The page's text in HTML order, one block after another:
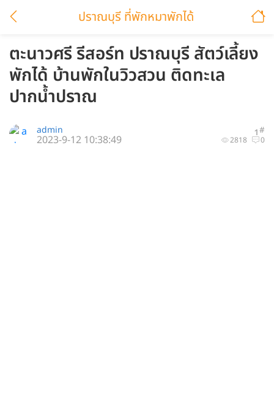
ปราณบุรี ที่พักหมาพักได้
ตะนาวศรี รีสอร์ท ปราณบุรี สัตว์เลี้ยง
พักได้ บ้านพักในวิวสวน ติดทะเล
ปากน้ำปราณ
1#
admin
2818 0
2023-9-12 10:38:49